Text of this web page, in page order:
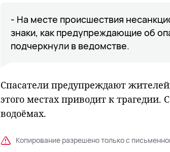
- На месте происшествия
знаки, как предупреждающие об
подчеркнули в ведомстве.
Спасатели предупреждают
этого местах приводит к
водоёмах.
Копирование разрешено только с